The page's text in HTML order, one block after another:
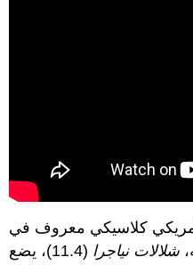
كلاسيكي معروف في
شلالات نياجرا (11.4)، يضع